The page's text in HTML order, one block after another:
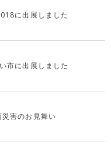
に出展しました
市に出展しました
害のお見舞い